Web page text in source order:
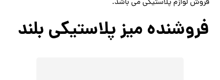
فروشنده میز پلاستیکی بلند